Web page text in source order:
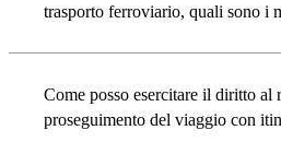
trasporto ferroviario, quali sono i
Come posso esercitare il diritto al
proseguimento del viaggio con